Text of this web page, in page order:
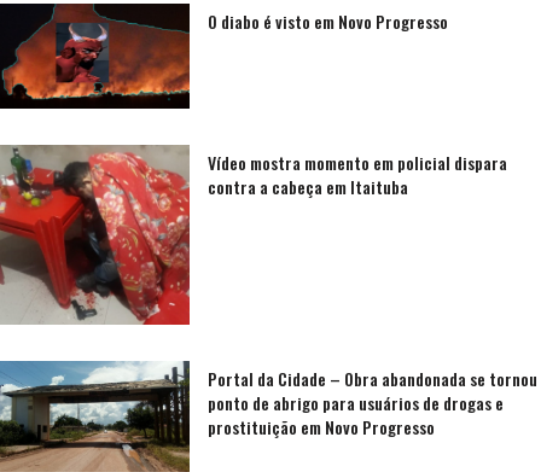
O diabo é visto em Novo Progresso
Vídeo mostra momento em policial dispara
contra a cabeça em Itaituba
Portal da Cidade – Obra abandonada se tornou
ponto de abrigo para usuários de drogas e
prostituição em Novo Progresso